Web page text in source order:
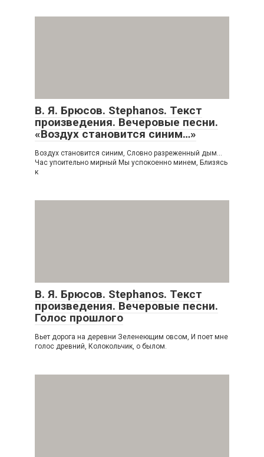
В. Я. Брюсов. Stephanos. Текст
произведения. Вечеровые песни.
«Воздух становится синим…»
Воздух становится синим, Словно разреженный дым…
Час упоительно мирный Мы успокоенно минем, Близясь
к
В. Я. Брюсов. Stephanos. Текст
произведения. Вечеровые песни.
Голос прошлого
Вьет дорога на деревни Зеленеющим овсом, И поет мне
голос древний, Колокольчик, о былом.